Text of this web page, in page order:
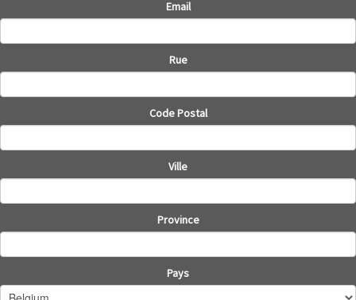
Email
Rue
Code Postal
Ville
Province
Pays